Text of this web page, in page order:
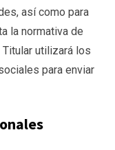
así como para
la normativa de
utilizará los
para enviar